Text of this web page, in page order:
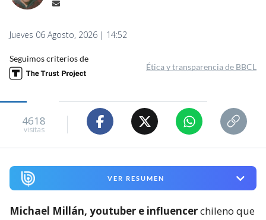
Jueves 06 Agosto, 2026 | 14:52
Seguimos criterios de
Ética y transparencia de BBCL
4618
visitas
VER RESUMEN
Michael Millán, youtuber e influencerchileno que